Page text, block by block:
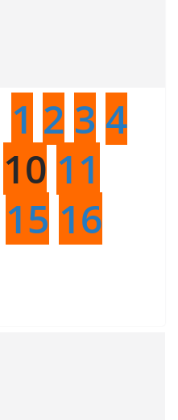
1 2 3 4
10 11
15 16